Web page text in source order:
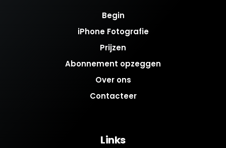
Begin
iPhone Fotografie
Prijzen
Abonnement opzeggen
Over ons
Contacteer
Links